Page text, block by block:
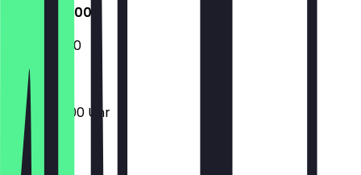
09:00 - 16:00
10:00 - 16:00
09:00 - 16:00 Uhr
Deals